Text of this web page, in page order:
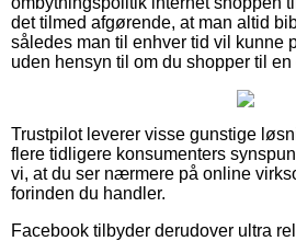
det tilmed afgørende, at man altid
således man til enhver tid vil kunne
uden hensyn til om du shopper til
Trustpilot leverer visse gunstige
flere tidligere konsumenters
vi, at du ser nærmere på online
forinden du handler.
Facebook tilbyder derudover ultra